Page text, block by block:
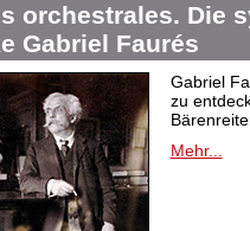
orchestrales. Die
Gabriel Faurés
Gabriel
zu
Mehr...